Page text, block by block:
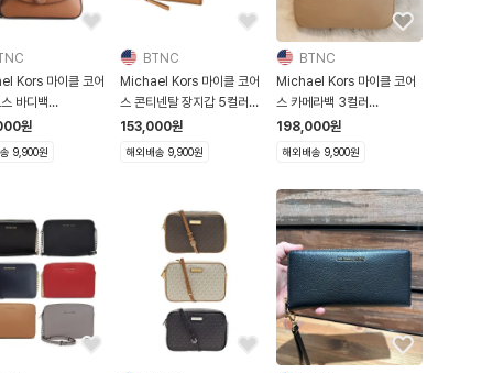
Kors 마이클 코어
바디백
원
9,900원
BTNC
Michael Kors 마이클 코어
스 콘티넨탈 장지갑 5컬러
32S5STVE9L
153,000원
해외배송 9,900원
BTNC
Michael Kors 마이클 코어
스 카메라백 3컬러
32H9GT9C4L
198,000원
해외배송 9,900원